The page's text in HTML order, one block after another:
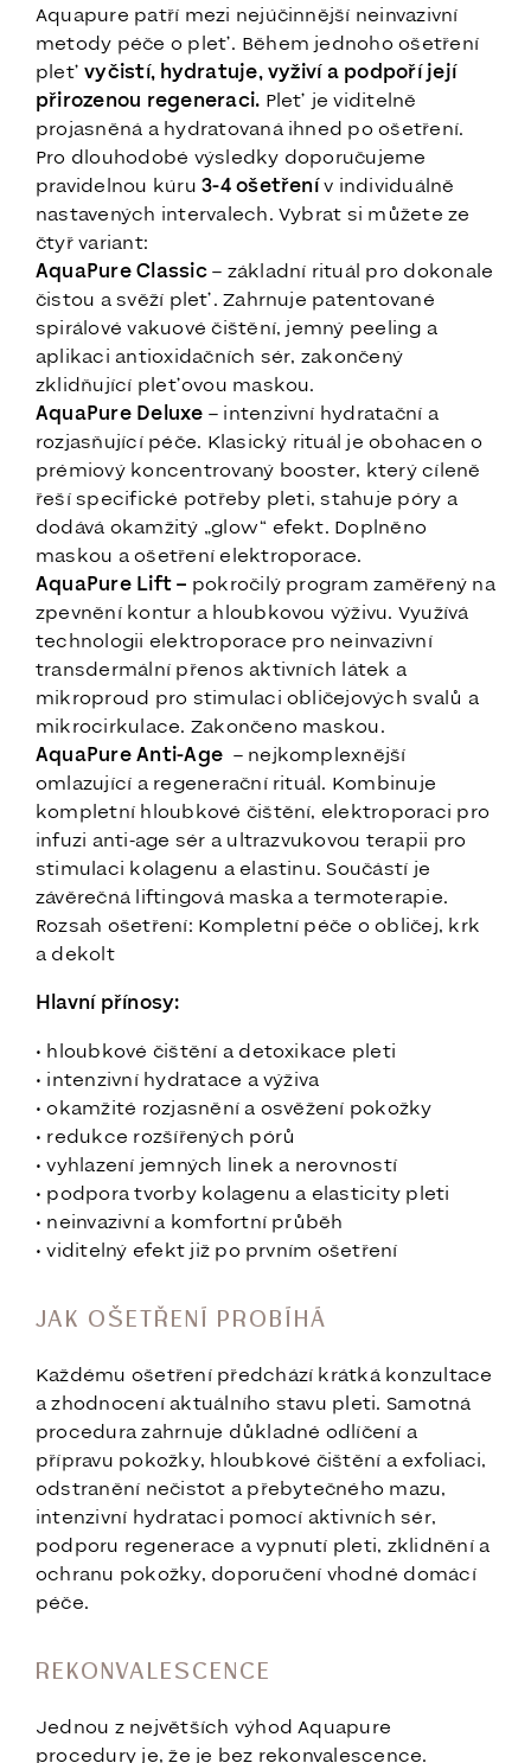
Aquapure patří mezi nejúčinnější neinvazivní
metody péče o pleť. Během jednoho ošetření
pleťvyčistí, hydratuje, vyživí a podpoří její
přirozenou regeneraci. Pleť je viditelně
projasněná a hydratovaná ihned po ošetření.
Pro dlouhodobé výsledky doporučujeme
pravidelnou kúru3-4 ošetřenív individuálně
nastavených intervalech. Vybrat si můžete ze
čtyř variant:
AquaPure Classic– základní rituál pro dokonale
čistou a svěží pleť. Zahrnuje patentované
spirálové vakuové čištění, jemný peeling a
aplikaci antioxidačních sér, zakončený
zklidňující pleťovou maskou.
AquaPure Deluxe – intenzivní hydratační a
rozjasňující péče. Klasický rituál je obohacen o
prémiový koncentrovaný booster, který cíleně
řeší specifické potřeby pleti, stahuje póry a
dodává okamžitý „glow“ efekt. Doplněno
maskou a ošetření elektroporace.
AquaPure Lift – pokročilý program zaměřený na
zpevnění kontur a hloubkovou výživu. Využívá
technologii elektroporace pro neinvazivní
transdermální přenos aktivních látek a
mikroproud pro stimulaci obličejových svalů a
mikrocirkulace. Zakončeno maskou.
AquaPure Anti-Age – nejkomplexnější
omlazující a regenerační rituál. Kombinuje
kompletní hloubkové čištění, elektroporaci pro
infuzi anti-age sér a ultrazvukovou terapii pro
stimulaci kolagenu a elastinu. Součástí je
závěrečná liftingová maska a termoterapie.
Rozsah ošetření: Kompletní péče o obličej, krk
a dekolt
Hlavní přínosy:
• hloubkové čištění a detoxikace pleti
• intenzivní hydratace a výživa
• okamžité rozjasnění a osvěžení pokožky
• redukce rozšířených pórů
• vyhlazení jemných linek a nerovností
• podpora tvorby kolagenu a elasticity pleti
• neinvazivní a komfortní průběh
• viditelný efekt již po prvním ošetření
JAK OŠETŘENÍ PROBÍHÁ
Každému ošetření předchází krátká konzultace
a zhodnocení aktuálního stavu pleti. Samotná
procedura zahrnuje důkladné odlíčení a
přípravu pokožky, hloubkové čištění a exfoliaci,
odstranění nečistot a přebytečného mazu,
intenzivní hydrataci pomocí aktivních sér,
podporu regenerace a vypnutí pleti, zklidnění a
ochranu pokožky, doporučení vhodné domácí
péče.
REKONVALESCENCE
Jednou z největších výhod Aquapure
procedury je, že je bez rekonvalescence.